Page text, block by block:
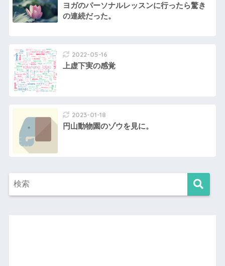
ヨガのパーソナルレッスンに行ったら驚き
の連続だった。
2022-05-16
上虚下実の感覚
2023-01-18
円山動物園のゾウを見に。